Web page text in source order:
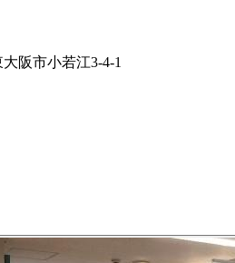
阪市小若江3-4-1